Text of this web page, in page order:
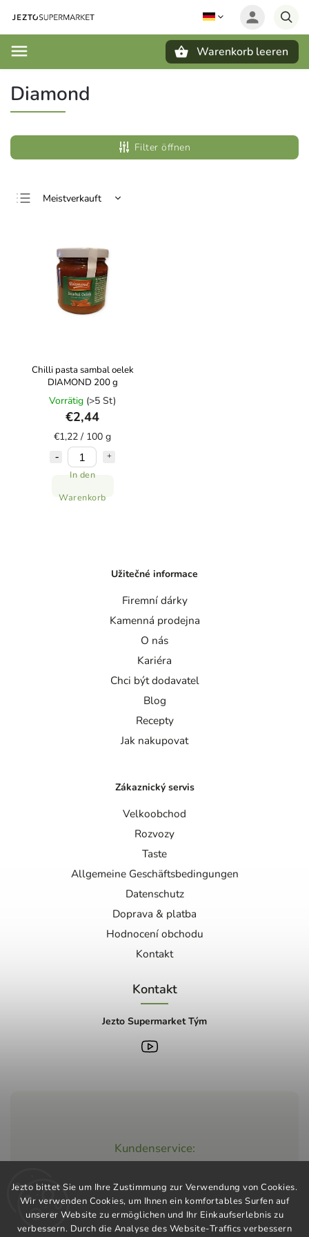
Jezto bittet Sie um Ihre Zustimmung zur Verwendung von Cookies.
Wir verwenden Cookies, um Ihnen ein komfortables Surfen auf
unserer Website zu ermöglichen und Ihr Einkaufserlebnis zu
verbessern. Durch die Analyse des Website-Traffics verbessern
Warenkorb leeren
Diamond
Filter öffnen
Meistverkauft
Alphabetisch
Chilli pasta sambal oelek
DIAMOND 200 g
Vorrätig (>5 St)
€2,44
€1,22 / 100 g
In den
Warenkorb
Kundenservice:
info@jeztomarket.cz
Užitečné informace
Firemní dárky
Kamenná prodejna
O nás
Kariéra
Chci být dodavatel
Blog
Recepty
Jak nakupovat
Zákaznický servis
Velkoobchod
Rozvozy
Taste
Allgemeine Geschäftsbedingungen
Datenschutz
Doprava & platba
Hodnocení obchodu
Kontakt
Kontakt
Jezto Supermarket Tým